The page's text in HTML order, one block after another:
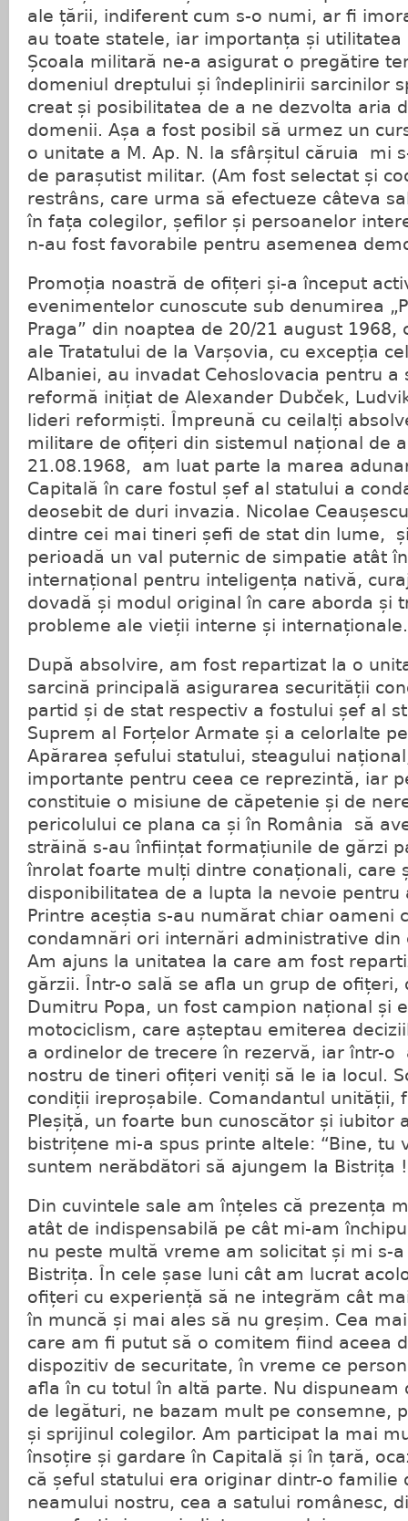
ale țării, indiferent cum s-o numi, ar fi
au toate statele, iar importanța și utilitatea
Școala militară ne-a asigurat o pregătire
domeniul dreptului și îndeplinirii sarcinilor
creat și posibilitatea de a ne dezvolta aria
domenii. Așa a fost posibil să urmez un
o unitate a M. Ap. N. la sfârșitul căruia mi
de parașutist militar. (Am fost selectat și
restrâns, care urma să efectueze câteva
în fața colegilor, șefilor și persoanelor
n-au fost favorabile pentru asemenea
Promoția noastră de ofițeri și-a început
evenimentelor cunoscute sub denumirea
Praga” din noaptea de 20/21 august
ale Tratatului de la Varșovia, cu excepția
Albaniei, au invadat Cehoslovacia pentru a
reformă inițiat de Alexander Dubček,
lideri reformiști. Împreună cu ceilalți
militare de ofițeri din sistemul național de
21.08.1968, am luat parte la marea
Capitală în care fostul șef al statului a
deosebit de duri invazia. Nicolae
dintre cei mai tineri șefi de stat din lume,
perioadă un val puternic de simpatie atât
internațional pentru inteligența nativă,
dovadă și modul original în care aborda și
probleme ale vieții interne și internaționale.
După absolvire, am fost repartizat la o
sarcină principală asigurarea securității
partid și de stat respectiv a fostului șef al
Suprem al Forțelor Armate și a celorlalte
Apărarea șefului statului, steagului
importante pentru ceea ce reprezintă, iar
constituie o misiune de căpetenie și de
pericolului ce plana ca și în România să
străină s-au înființat formațiunile de gărzi
înrolat foarte mulți dintre conaționali, care
disponibilitatea de a lupta la nevoie pentru
Printre aceștia s-au numărat chiar oameni
condamnări ori internări administrative din
Am ajuns la unitatea la care am fost
gărzii. Într-o sală se afla un grup de ofițeri,
Dumitru Popa, un fost campion național și
motociclism, care așteptau emiterea
a ordinelor de trecere în rezervă, iar într-o
nostru de tineri ofițeri veniți să le ia locul.
condiții ireproșabile. Comandantul unității,
Pleșiță, un foarte bun cunoscător și iubitor
bistrițene mi-a spus printe altele: “Bine, tu
suntem nerăbdători să ajungem la Bistrița
Din cuvintele sale am înțeles că prezența
atât de indispensabilă pe cât mi-am
nu peste multă vreme am solicitat și mi s-
Bistrița. În cele șase luni cât am lucrat
ofițeri cu experiență să ne integrăm cât
în muncă și mai ales să nu greșim. Cea
care am fi putut să o comitem fiind aceea
dispozitiv de securitate, în vreme ce
afla în cu totul în altă parte. Nu dispuneam
de legături, ne bazam mult pe consemne,
și sprijinul colegilor. Am participat la mai
însoțire și gardare în Capitală și în țară,
că șeful statului era originar dintr-o familie
neamului nostru, cea a satului românesc,